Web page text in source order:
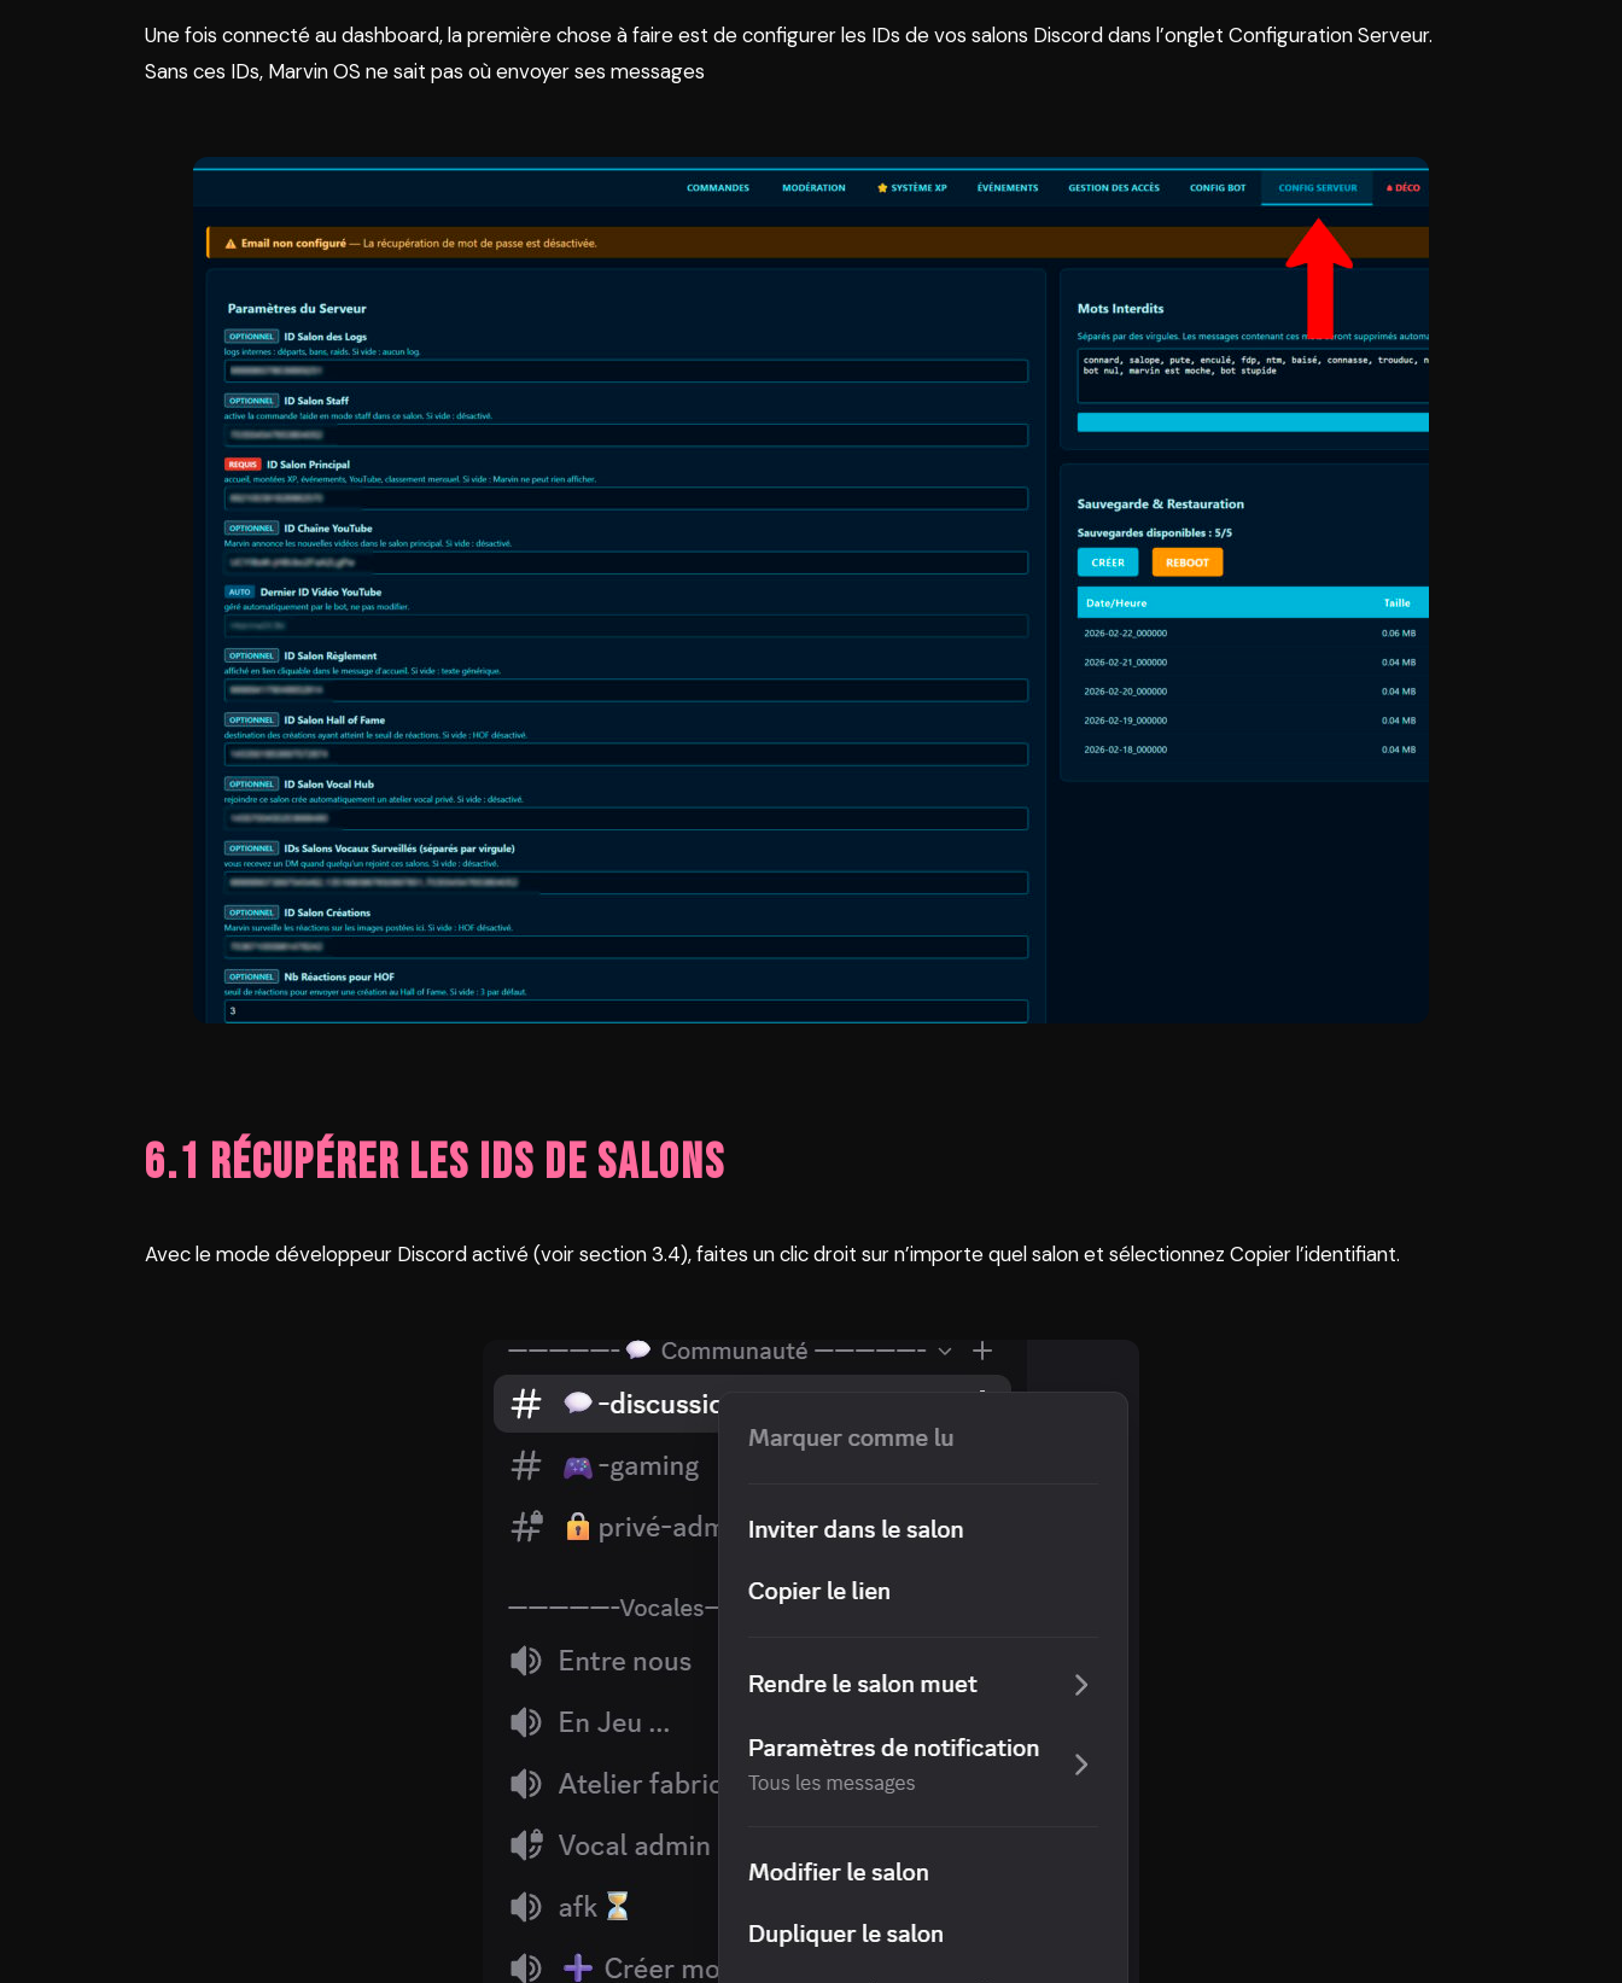
Une fois connecté au dashboard, la première chose à faire est de configurer les IDs de vos salons Discord dans l’onglet Configuration Serveur.
Sans ces IDs, Marvin OS ne sait pas où envoyer ses messages
6.1 Récupérer les IDs de salons
Avec le mode développeur Discord activé (voir section 3.4), faites un clic droit sur n’importe quel salon et sélectionnez Copier l’identifiant.